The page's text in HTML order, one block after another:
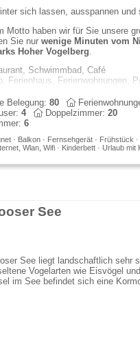
sich lassen, ausspannen und
Motto haben wir für Sie unsere
Sie nur wenige Minuten vom
Hoher Vogelberg
Schwimmbad, Café
Ferienhaus, Ferienwohnungen,
Belegung: 80
4 Doppelzimmer: 20
6
· Balkon · Fernsehgerät · Frühstück
Wlan, Wifi · Kinderbett · Urlaub mit
See
See liegt landschaftlich sehr
Vogelarten wie Eisvögel
im See befindet sich eine